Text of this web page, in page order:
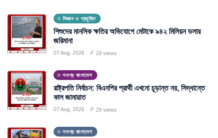
বিজ্ঞান ও প্রযুক্তি
শিশুদের মানসিক ক্ষতির অভিযোগে মেটাকে ৯৪২ মিলিয়ন ডলার
জরিমানা
07 Aug, 2026 29 views
সমগ্র বাংলাদেশ
রাষ্ট্রপতি নির্বাচন: বিএনপির প্রার্থী এখনো চূড়ান্ত নয়, সিদ্ধান্তে
কাল জামায়াত
07 Aug, 2026 29 views
সমগ্র বাংলাদেশ